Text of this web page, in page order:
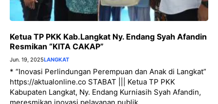
Ketua TP PKK Kab.Langkat Ny. Endang Syah Afandin
Resmikan “KITA CAKAP”
Jun. 19, 2025LANGKAT
* “Inovasi Perlindungan Perempuan dan Anak di Langkat”
https://aktualonline.co STABAT ||| Ketua TP PKK
Kabupaten Langkat, Ny. Endang Kurniasih Syah Afandin,